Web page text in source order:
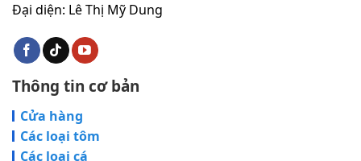
Đại diện: Lê Thị Mỹ Dung
Thông tin cơ bản
Cửa hàng
Các loại tôm
Các loại cá